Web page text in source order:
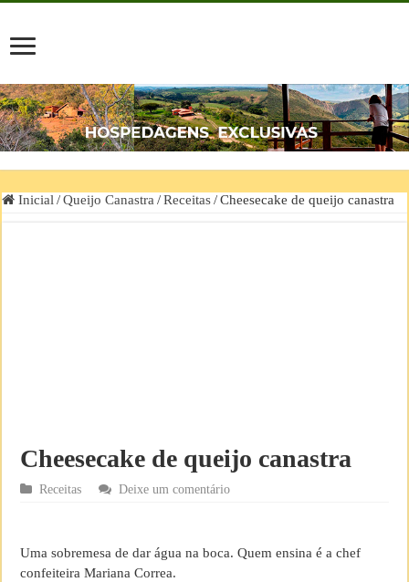
Inicial / Queijo Canastra / Receitas / Cheesecake de queijo canastra
Cheesecake de queijo canastra
Receitas Deixe um comentário
Uma sobremesa de dar água na boca. Quem ensina é a chef
confeiteira Mariana Correa.